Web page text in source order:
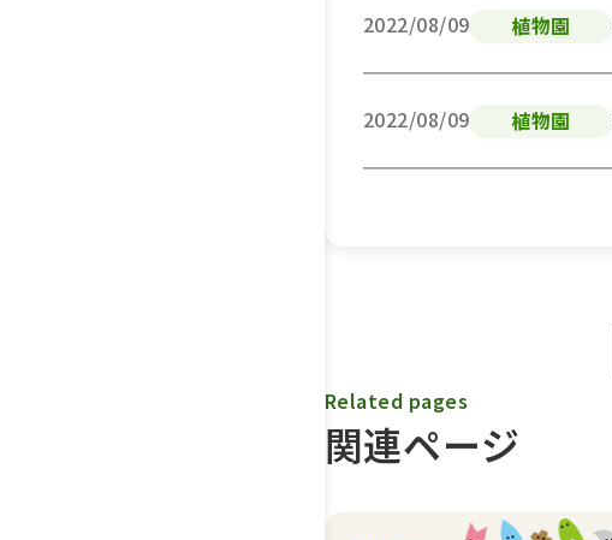
2022/08/09 植物園
2022/08/09 植物園
関連ページ
Related pages